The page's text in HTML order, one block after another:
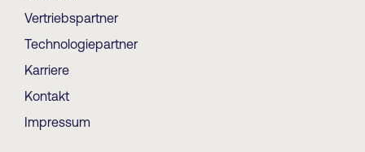
Vertriebspartner
Technologiepartner
Karriere
Kontakt
Impressum